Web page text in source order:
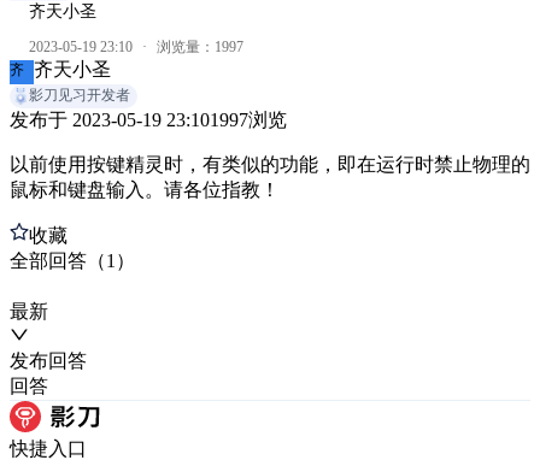
齐天小圣
2023-05-19 23:10 · 浏览量： 1997
齐
齐天小圣
影刀见习开发者
发布于 2023-05-19 23:101997浏览
以前使用按键精灵时，有类似的功能，即在运行时禁止物理的
鼠标和键盘输入。请各位指教！
收藏
全部回答 （1 ）
最新
发布回答
回答
快捷入口